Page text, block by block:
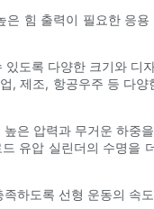
힘 출력이 필요한 응
도록 다양한 크기와 디
제조, 항공우주 등 다
은 압력과 무거운 하중
유압 실린더의 수명을
하도록 선형 운동의 속